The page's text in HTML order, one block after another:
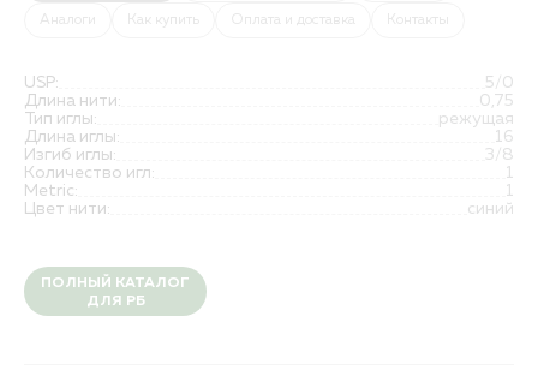
Аналоги Как купить Оплата и доставка Контакты
USP:
5/0
Длина нити:
0,75
Тип иглы:
режущая
Длина иглы:
16
Изгиб иглы:
3/8
Количество игл:
1
Metric:
1
Цвет нити:
синий
ПОЛНЫЙ КАТАЛОГ
ДЛЯ РБ